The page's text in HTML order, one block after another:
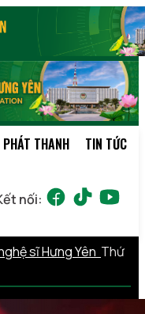
PHÁT THANH TIN TỨC
nối:
sĩ Hưng Yên Thứ